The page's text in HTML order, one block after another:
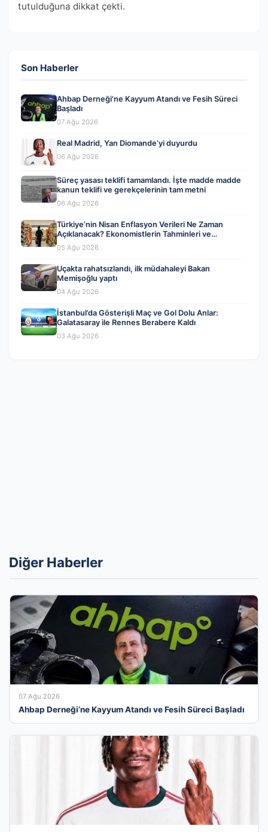
tutulduğuna dikkat çekti.
Son Haberler
Ahbap Derneği’ne Kayyum Atandı ve Fesih Süreci
Başladı
07 Ağu 2026
Real Madrid, Yan Diomande’yi duyurdu
06 Ağu 2026
Süreç yasası teklifi tamamlandı. İşte madde madde
kanun teklifi ve gerekçelerinin tam metni
06 Ağu 2026
Türkiye’nin Nisan Enflasyon Verileri Ne Zaman
Açıklanacak? Ekonomistlerin Tahminleri ve
Beklentiler
05 Ağu 2026
Uçakta rahatsızlandı, ilk müdahaleyi Bakan
Memişoğlu yaptı
04 Ağu 2026
İstanbul’da Gösterişli Maç ve Gol Dolu Anlar:
Galatasaray ile Rennes Berabere Kaldı
03 Ağu 2026
Diğer Haberler
07 Ağu 2026
Ahbap Derneği’ne Kayyum Atandı ve Fesih Süreci Başladı